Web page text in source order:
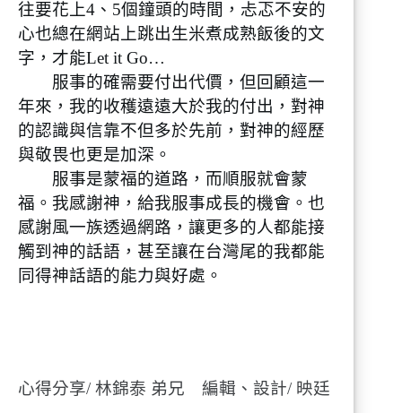
往要花上4、5個鐘頭的時間，忐忑不安的
心也總在網站上跳出生米煮成熟飯後的文
字，才能Let it Go…
服事的確需要付出代價，但回顧這一
年來，我的收穫遠遠大於我的付出，對神
的認識與信靠不但多於先前，對神的經歷
與敬畏也更是加深。
服事是蒙福的道路，而順服就會蒙
福。我感謝神，給我服事成長的機會。也
感謝風一族透過網路，讓更多的人都能接
觸到神的話語，甚至讓在台灣尾的我都能
同得神話語的能力與好處。
心得分享/ 林錦泰 弟兄 編輯、設計/ 映廷